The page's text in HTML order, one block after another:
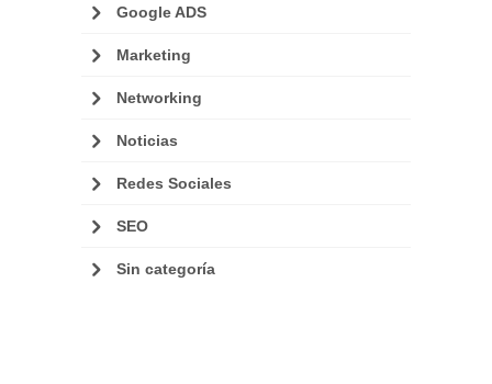
Google ADS
Marketing
Networking
Noticias
Redes Sociales
SEO
Sin categoría